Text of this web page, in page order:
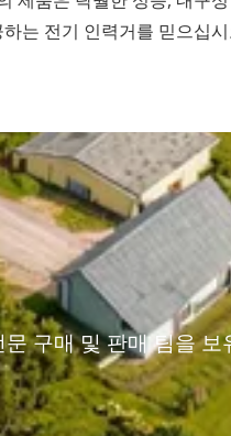
는 전기 인력거를 믿으십시
구매 및 판매 팀을 보